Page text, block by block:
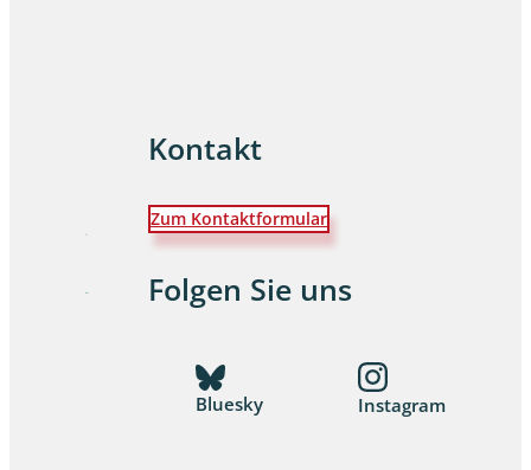
Kontakt
Zum Kontaktformular
Folgen Sie uns
Bluesky Instagram